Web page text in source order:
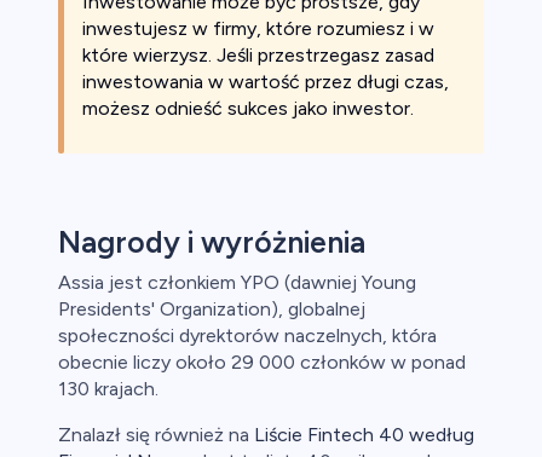
inwestujesz w firmy, które rozumiesz i w
które wierzysz. Jeśli przestrzegasz zasad
inwestowania w wartość przez długi czas,
możesz odnieść sukces jako inwestor.
Nagrody i wyróżnienia
Assia jest członkiem YPO (dawniej Young
Presidents' Organization), globalnej
społeczności dyrektorów naczelnych, która
obecnie liczy około 29 000 członków w ponad
130 krajach.
Znalazł się również na Liście Fintech 40 według